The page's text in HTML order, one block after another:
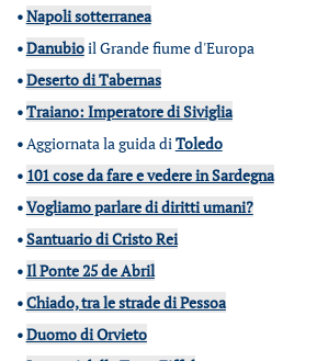
•Napoli sotterranea
•Danubioil Grande fiume d'Europa
•Deserto di Tabernas
•Traiano: Imperatore di Siviglia
•Aggiornata la guida diToledo
• 101 cose da fare e vedere in Sardegna
•Vogliamo parlare di diritti umani?
•Santuario di Cristo Rei
•Il Ponte 25 de Abril
•Chiado, tra le strade di Pessoa
•Duomo di Orvieto